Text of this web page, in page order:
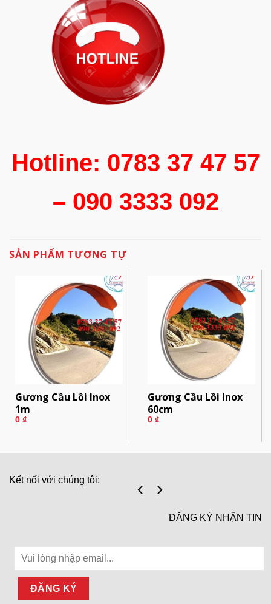
Hotline: 0783 37 47 57
– 090 3333 092
SẢN PHẨM TƯƠNG TỰ
Gương Cầu Lồi Inox
1m
0 ₫
Gương Cầu Lồi Inox
60cm
0 ₫
Kết nối với chúng tôi:
ĐĂNG KÝ NHẬN TIN